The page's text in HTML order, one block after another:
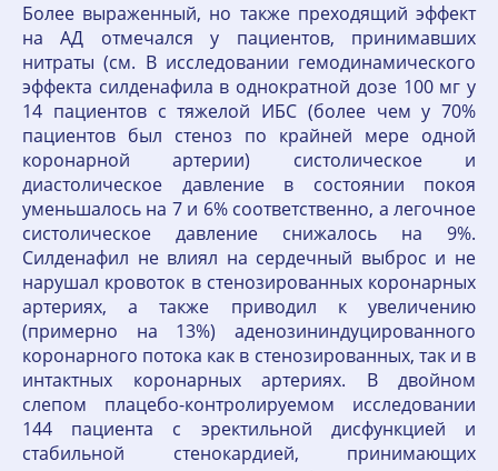
Более выраженный, но также преходящий эффект
на АД отмечался у пациентов, принимавших
нитраты (см. В исследовании гемодинамического
эффекта силденафила в однократной дозе 100 мг у
14 пациентов с тяжелой ИБС (более чем у 70%
пациентов был стеноз по крайней мере одной
коронарной артерии) систолическое и
диастолическое давление в состоянии покоя
уменьшалось на 7 и 6% соответственно, а легочное
систолическое давление снижалось на 9%.
Силденафил не влиял на сердечный выброс и не
нарушал кровоток в стенозированных коронарных
артериях, а также приводил к увеличению
(примерно на 13%) аденозининдуцированного
коронарного потока как в стенозированных, так и в
интактных коронарных артериях. В двойном
слепом плацебо-контролируемом исследовании
144 пациента с эректильной дисфункцией и
стабильной стенокардией, принимающих